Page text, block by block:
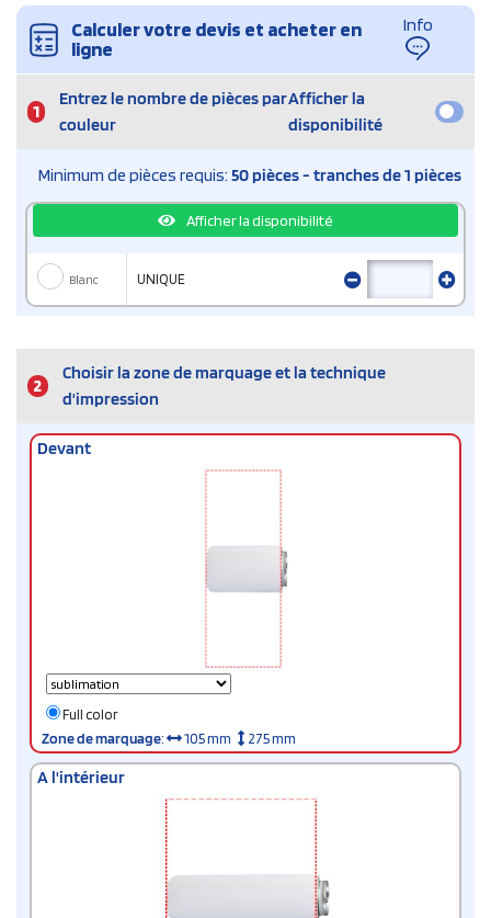
Calculer votre devis et acheter en
ligne
Info
1
Entrez le nombre de pièces par
couleur
Afficher la
disponibilité
Minimum de pièces requis: 50 pièces - tranches de 1 pièces
Afficher la disponibilité
Blanc UNIQUE
2
Choisir la zone de marquage et la technique
d'impression
Devant
Full color
Zone de marquage: 105 mm 275 mm
A l'intérieur